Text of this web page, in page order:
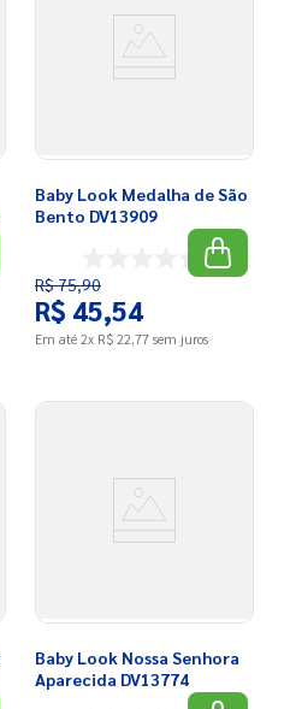
Baby Look Medalha de São
Bento DV13909
R$75,90
R$ 45,54
Em até 2x R$ 22,77 sem juros
Baby Look Nossa Senhora
Aparecida DV13774